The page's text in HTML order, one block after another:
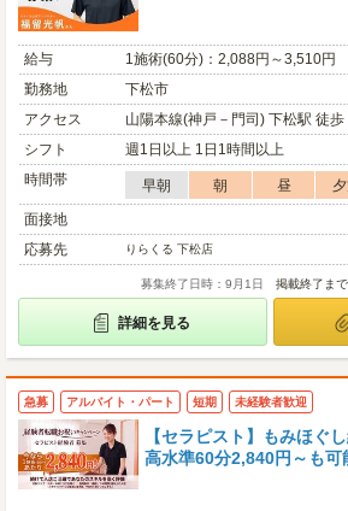
給与
1施術(60分)：2,088円～3,510円
勤務地
下松市
アクセス
山陽本線(神戸－門司) 下松駅 徒
シフト
週1日以上 1日1時間以上
時間帯
早朝 朝 昼
面接地
応募先
りらくる 下松店
募集終了日時：9月1日 掲載終了ま
詳細を見る
急募 アルバイト・パート 短期 未経験者歓迎
【セラピスト】もみほぐ
高水準60分2,840円～も可